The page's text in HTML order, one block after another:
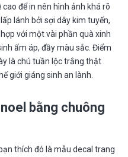
để in nên hình ảnh khá rõ
lánh bởi sợi dây kim tuyến,
với một vài phần quà xinh
ấm áp, đầy màu sắc. Điểm
là chú tuần lộc trắng thật
giới giáng sinh an lành.
bằng chuông
thích đó là mẫu decal trang